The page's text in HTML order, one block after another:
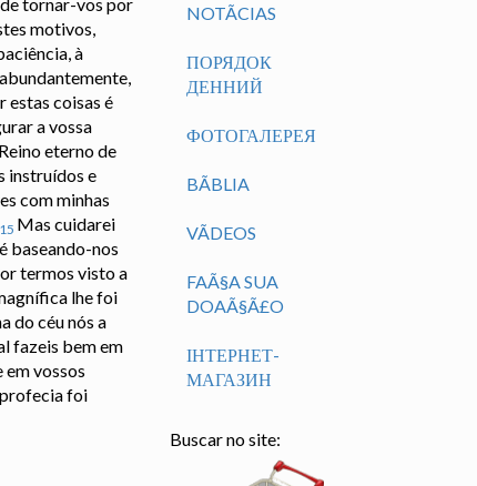
de tornar-vos por
motivos,
à
estas coisas é
a vossa
eterno de
instruídos e
com minhas
15 Mas cuidarei
baseando-nos
termos visto a
lhe foi
do céu nós a
fazeis bem em
em vossos
foi
NOTÃ­CIAS
ПОРЯДОК
ДЕННИЙ
ФОТОГАЛЕРЕЯ
BÃ­BLIA
VÃ­DEOS
FAÃ§A SUA
DOAÃ§Ã£O
ІНТЕРНЕТ-
МАГАЗИН
Buscar no site: